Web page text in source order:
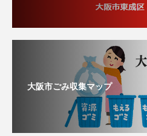
大阪市ごみ収集マップ